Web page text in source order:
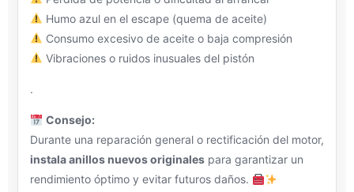
Humo azul en el escape (quema de aceite)
Consumo excesivo de aceite o baja compresión
Vibraciones o ruidos inusuales del pistón
.
Consejo:
Durante una reparación general o rectificación del motor,
instala anillos nuevos originales para garantizar un
rendimiento óptimo y evitar futuros daños.